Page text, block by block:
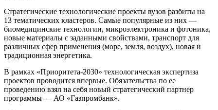
Стратегические технологические проекты вузов разбиты на
13 тематических кластеров. Самые популярные из них —
биомедицинские технологии, микроэлектроника и фотоника,
новые материалы с заданными свойствами, транспорт для
различных сфер применения (море, земля, воздух), новая и
традиционная энергетика.
В рамках «Приоритета-2030» технологическая экспертиза
проектов проводится впервые. Обязательства по ее
проведению взял на себя новый стратегический партнер
программы — АО «Газпромбанк».